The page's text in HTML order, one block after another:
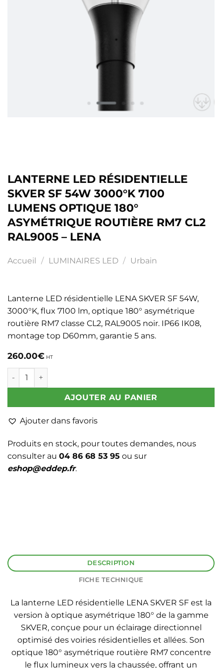
LANTERNE LED RÉSIDENTIELLE
SKVER SF 54W 3000°K 7100
LUMENS OPTIQUE 180°
ASYMÉTRIQUE ROUTIÈRE RM7 CL2
RAL9005 – LENA
Accueil / LUMINAIRES LED / Urbain
Lanterne LED résidentielle LENA SKVER SF 54W,
3000°K, flux 7100 lm, optique 180° asymétrique
routière RM7 classe CL2, RAL9005 noir. IP66 IK08,
montage top D60mm, garantie 5 ans.
260.00€ HT
quantité de Lanterne LED résidentielle SKVER SF 54W
AJOUTER AU PANIER
Ajouter dans favoris
Produits en stock, pour toutes demandes, nous
consulter au 04 86 68 53 95 ou sur
eshop@eddep.fr.
DESCRIPTION
FICHE TECHNIQUE
La lanterne LED résidentielle LENA SKVER SF est la
version à optique asymétrique 180° de la gamme
SKVER, conçue pour un éclairage directionnel
optimisé des voiries résidentielles et allées. Son
optique 180° asymétrique routière RM7 concentre
le flux lumineux vers la chaussée, offrant un